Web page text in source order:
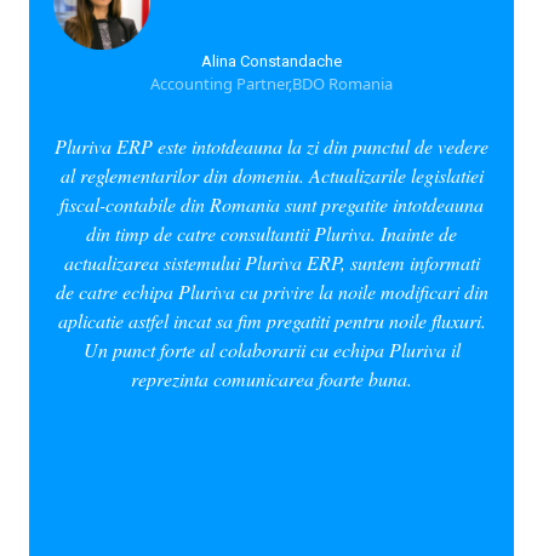
Alina Constandache
Accounting Partner,BDO Romania
Pluriva ERP este intotdeauna la zi din punctul de vedere
al reglementarilor din domeniu. Actualizarile legislatiei
fiscal-contabile din Romania sunt pregatite intotdeauna
din timp de catre consultantii Pluriva. Inainte de
actualizarea sistemului Pluriva ERP, suntem informati
de catre echipa Pluriva cu privire la noile modificari din
aplicatie astfel incat sa fim pregatiti pentru noile fluxuri.
Un punct forte al colaborarii cu echipa Pluriva il
reprezinta comunicarea foarte buna.